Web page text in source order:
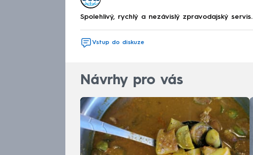
Spolehlivý, rychlý a nezávislý zpravodajský servis.
Vstup do diskuze
Návrhy pro vás